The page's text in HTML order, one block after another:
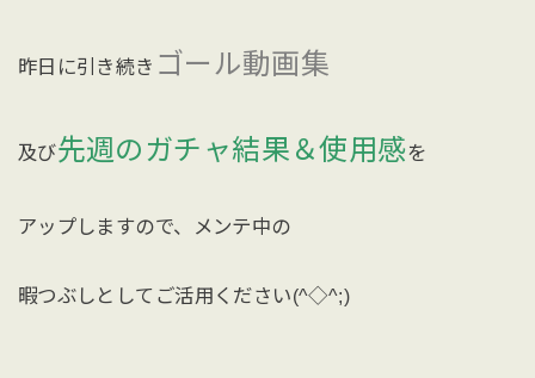
昨日に引き続き ゴール動画集
及び先週のガチャ結果＆使用感を
アップしますので、メンテ中の
暇つぶしとしてご活用ください(^◇^;)